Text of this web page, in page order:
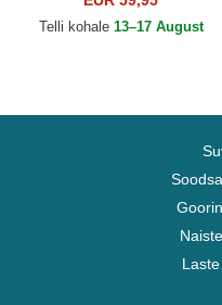
Telli kohale 13–17 August